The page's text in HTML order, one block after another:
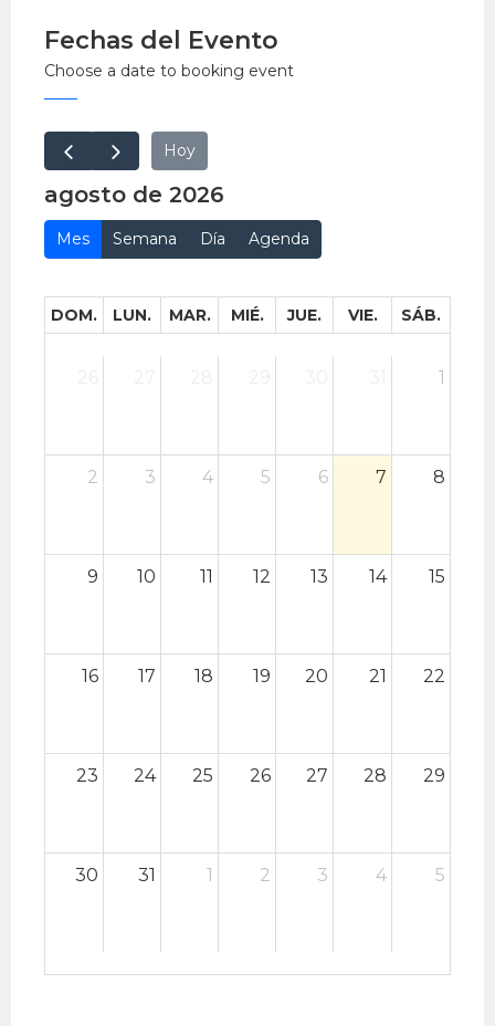
Fechas del Evento
Choose a date to booking event
Hoy
agosto de 2026
Mes Semana Día Agenda
DOM. LUN. MAR. MIÉ. JUE. VIE. SÁB.
1
2 3 4 5 6 7 8
9 10 11 12 13 14 15
16 17 18 19 20 21 22
23 24 25 26 27 28 29
30 31 1 2 3 4 5